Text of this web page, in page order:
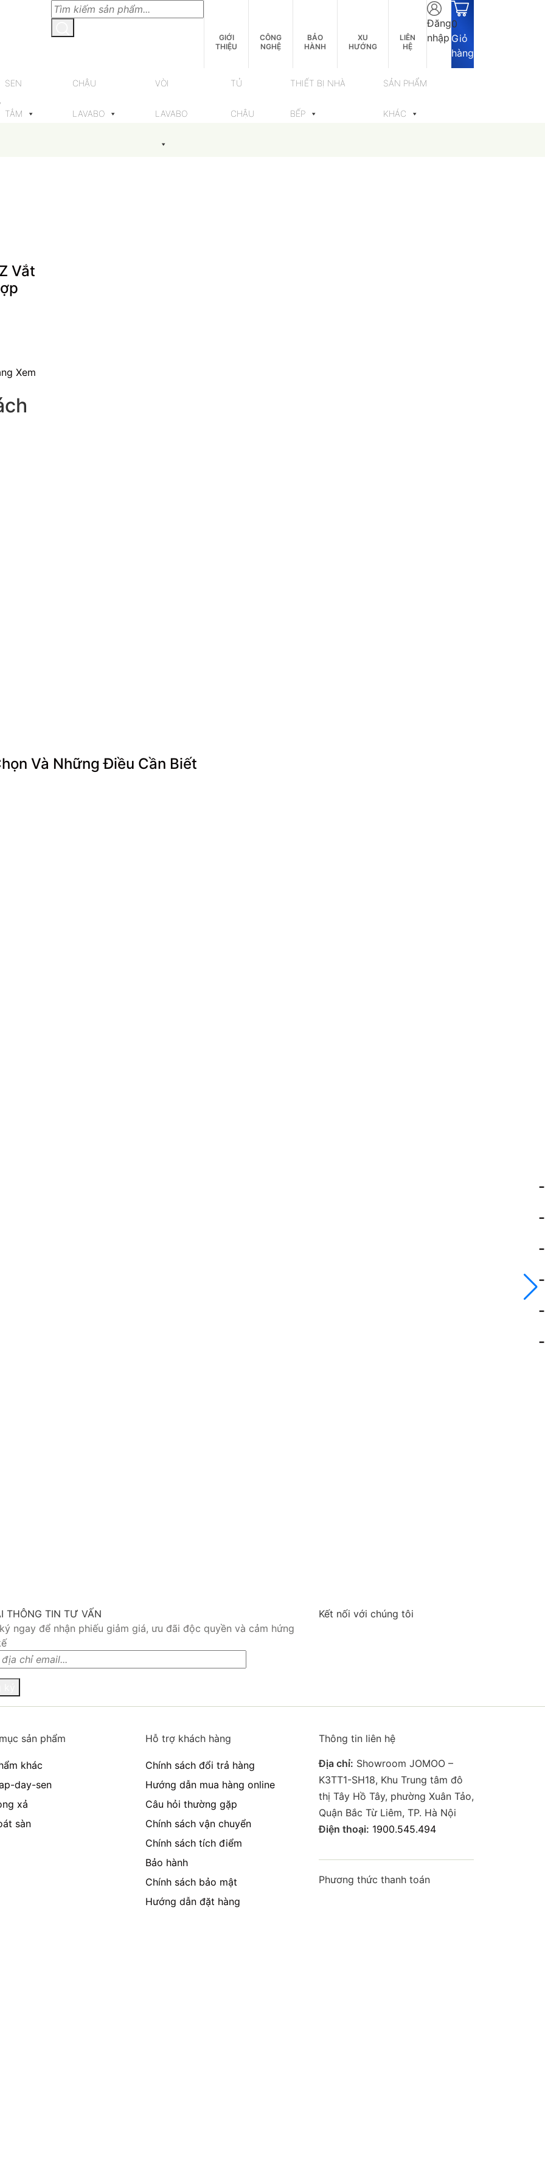
GIỚI
THIỆU
CÔNG
NGHỆ
BẢO
HÀNH
XU
HƯỚNG
LIÊN
HỆ
Đăng
nhập
0
Giỏ
hàng
SEN
TẮM
CHẬU
LAVABO
VÒI
LAVABO
TỦ
CHẬU
THIẾT BỊ NHÀ
BẾP
SẢN PHẨM
KHÁC
Vắt
Xem
Và Những Điều Cần Biết
-
-
-
-
-
-
THÔNG TIN TƯ VẤN
ngay để nhận phiếu giảm giá, ưu đãi độc quyền và cảm hứng
Kết nối với chúng tôi
sản phẩm
khác
day-sen
xả
sàn
Hỗ trợ khách hàng
Chính sách đổi trả hàng
Hướng dẫn mua hàng online
Câu hỏi thường gặp
Chính sách vận chuyển
Chính sách tích điểm
Bảo hành
Chính sách bảo mật
Hướng dẫn đặt hàng
Thông tin liên hệ
Địa chỉ: Showroom JOMOO –
K3TT1-SH18, Khu Trung tâm đô
thị Tây Hồ Tây, phường Xuân Tảo,
Quận Bắc Từ Liêm, TP. Hà Nội
Điện thoại: 1900.545.494
Phương thức thanh toán